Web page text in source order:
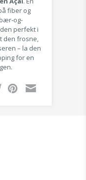
fiber og
og-
perfekt i
den frosne,
– la den
for en